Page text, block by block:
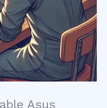
Asus